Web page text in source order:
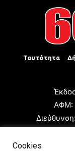
Ταυτότητα
ΑΦΜ:
Cookies